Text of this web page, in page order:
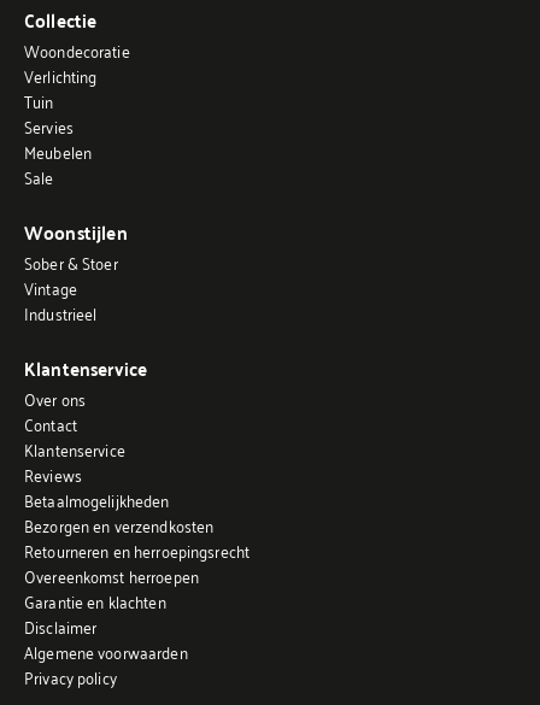
Collectie
Woondecoratie
Verlichting
Tuin
Servies
Meubelen
Sale
Woonstijlen
Sober & Stoer
Vintage
Industrieel
Klantenservice
Over ons
Contact
Klantenservice
Reviews
Betaalmogelijkheden
Bezorgen en verzendkosten
Retourneren en herroepingsrecht
Overeenkomst herroepen
Garantie en klachten
Disclaimer
Algemene voorwaarden
Privacy policy